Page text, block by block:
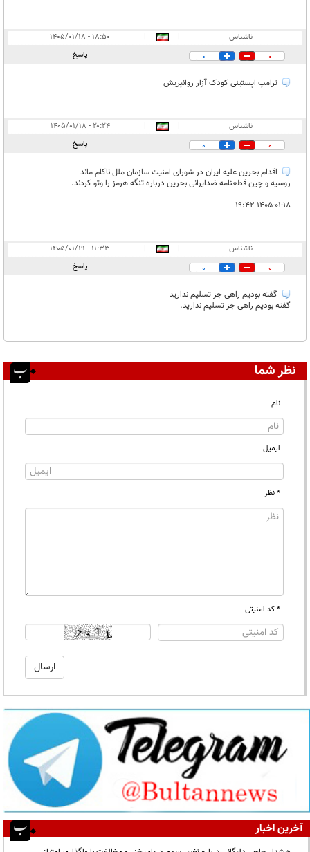
ناشناس |
|
۱۸:۵۰ - ۱۴۰۵/۰۱/۱۸
0
0 پاسخ
ترامپ اپستینی کودک آزار روانپریش
ناشناس |
|
۲۰:۲۴ - ۱۴۰۵/۰۱/۱۸
0
0 پاسخ
اقدام بحرین علیه ایران در شورای امنیت سازمان ملل ناکام ماند
روسیه و چین قطعنامه ضدایرانی بحرین درباره تنگه هرمز را وتو کردند.
۱۴۰۵-۰۱-۱۸ ۱۹:۴۲
ناشناس |
|
۱۱:۳۳ - ۱۴۰۵/۰۱/۱۹
0
0 پاسخ
گفته بودیم راهی جز تسلیم ندارید
گفته بودیم راهی جز تسلیم ندارید.
نظر شما
نام
ایمیل
* نظر
* کد امنیتی
آخرین اخبار